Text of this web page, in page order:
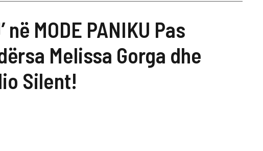
MODE PANIKU Pas
Melissa Gorga dhe
Silent!